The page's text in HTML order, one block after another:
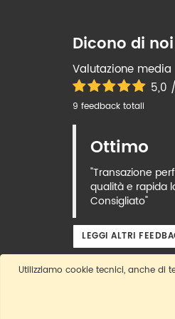
Dicono di noi
Valutazione media
5,0
9 feedback totali
Ottimo
"Transazione
qualità e rapida
Consigliato"
LEGGI ALTRI
Utilizziamo cookie tecnici, anche di